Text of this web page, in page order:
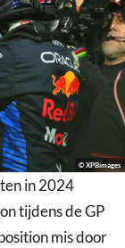
© XPBimages
in 2024
tijdens de GP
mis door